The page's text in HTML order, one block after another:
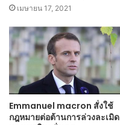
เมษายน 17, 2021
Emmanuel macron สั่งใช้
กฎหมายต่อต้านการล่วงละเมิด